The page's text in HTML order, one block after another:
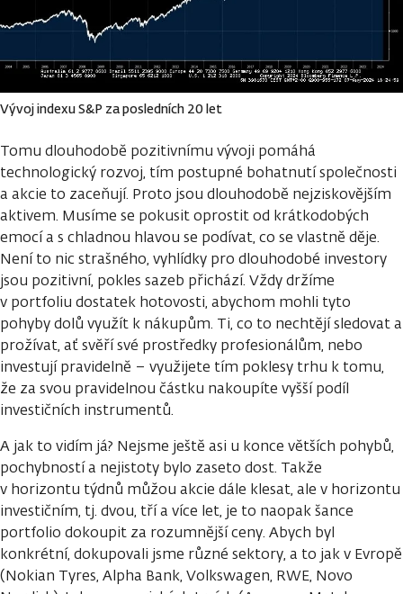
Vývoj indexu S&P za posledních 20 let
Tomu dlouhodobě pozitivnímu vývoji pomáhá
technologický rozvoj, tím postupné bohatnutí společnosti
a akcie to zaceňují. Proto jsou dlouhodobě nejziskovějším
aktivem. Musíme se pokusit oprostit od krátkodobých
emocí a s chladnou hlavou se podívat, co se vlastně děje.
Není to nic strašného, vyhlídky pro dlouhodobé investory
jsou pozitivní, pokles sazeb přichází. Vždy držíme
v portfoliu dostatek hotovosti, abychom mohli tyto
pohyby dolů využít k nákupům. Ti, co to nechtějí sledovat a
prožívat, ať svěří své prostředky profesionálům, nebo
investují pravidelně – využijete tím poklesy trhu k tomu,
že za svou pravidelnou částku nakoupíte vyšší podíl
investičních instrumentů.
A jak to vidím já? Nejsme ještě asi u konce větších pohybů,
pochybností a nejistoty bylo zaseto dost. Takže
v horizontu týdnů můžou akcie dále klesat, ale v horizontu
investičním, tj. dvou, tří a více let, je to naopak šance
portfolio dokoupit za rozumnější ceny. Abych byl
konkrétní, dokupovali jsme různé sektory, a to jak v Evropě
(Nokian Tyres, Alpha Bank, Volkswagen, RWE, Novo